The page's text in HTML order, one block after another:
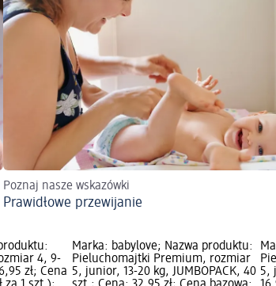
Poznaj nasze wskazówki
Prawidłowe przewijanie
4, 9-
zł; Cena
Marka: babylove; Nazwa produktu:
Pieluchomajtki Premium, rozmiar
5, junior, 13-20 kg, JUMBOPACK, 40 5,